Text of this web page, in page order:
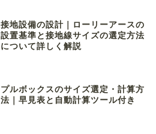
接地設備の設計｜ローリーアースの
設置基準と接地線サイズの選定方法
について詳しく解説
プルボックスのサイズ選定・計算方
法｜早見表と自動計算ツール付き